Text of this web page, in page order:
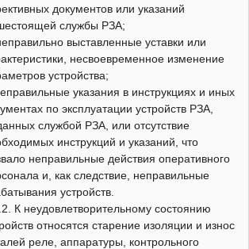
документов или указаний
службы РЗА;
выставленные уставки или
несвоевременное изменение
устройства;
указания в инструкциях и иных
по эксплуатации устройств РЗА,
службой РЗА, или отсутствие
инструкций и указаний, что
неправильные действия оперативного
и, как следствие, неправильные
устройств.
К неудовлетворительному состоянию
относятся старение изоляции и износ
реле, аппаратуры, контрольного